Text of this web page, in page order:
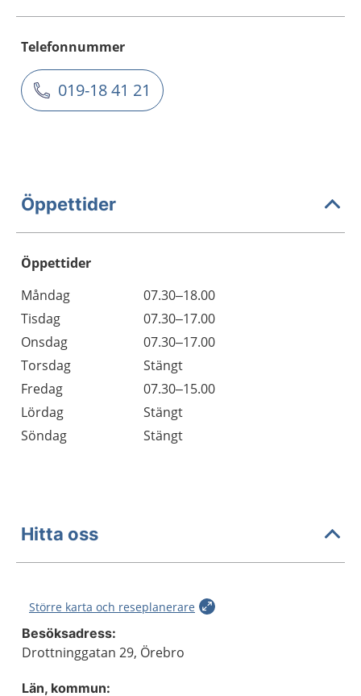
Telefonnummer
019-18 41 21
Öppettider
Öppettider
Dag
Öppettider
Kommentarer
Måndag
07.30–18.00
Tisdag
07.30–17.00
Onsdag
07.30–17.00
Torsdag
Stängt
Fredag
07.30–15.00
Lördag
Stängt
Söndag
Stängt
Hitta oss
Större karta och reseplanerare
Besöksadress:
Drottninggatan 29, Örebro
Län, kommun: